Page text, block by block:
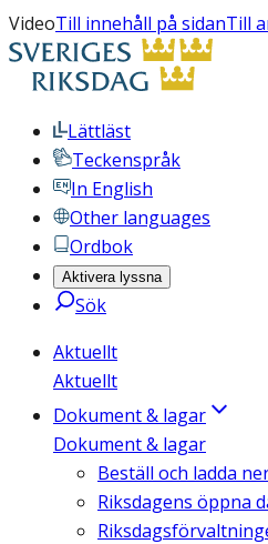
VideoTill innehåll på sidanTill
Lättläst
Teckenspråk
In English
Other languages
Ordbok
Aktivera lyssna
Sök
Aktuellt
Aktuellt
Dokument & lagar
Dokument & lagar
Beställ och ladda
Riksdagens öppna